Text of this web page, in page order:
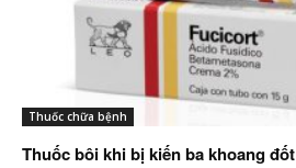
Thuốc chữa bệnh
Thuốc bôi khi bị kiến ba khoang đốt